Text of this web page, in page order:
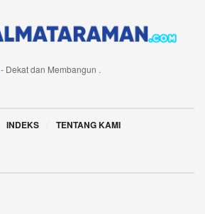
- Dekat dan Membangun .
INDEKS TENTANG KAMI